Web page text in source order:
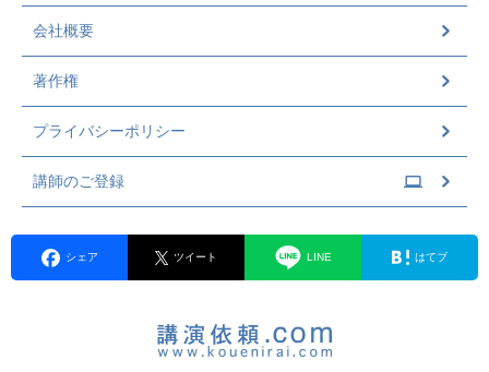
会社概要
著作権
プライバシーポリシー
講師のご登録
シェア ツイート LINE はてブ